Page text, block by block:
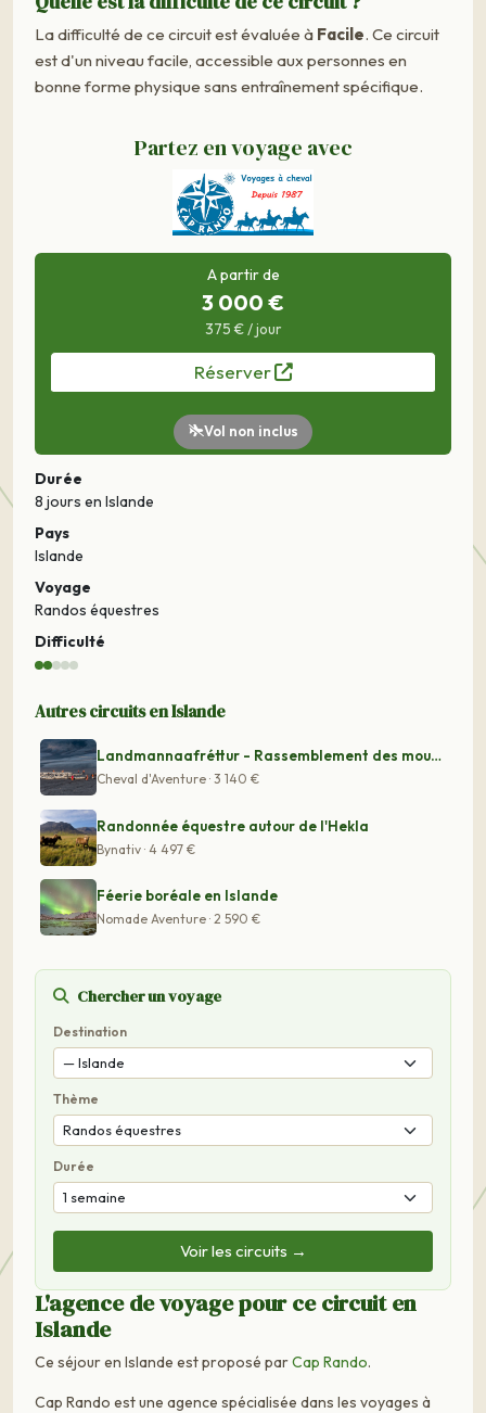
La difficulté de ce circuit est évaluée à Facile. Ce circuit
est d'un niveau facile, accessible aux personnes en
bonne forme physique sans entraînement spécifique.
Partez en voyage avec
A partir de
3 000 €
375 € / jour
Réserver
Vol non inclus
Durée
8 jours en Islande
Pays
Islande
Voyage
Randos équestres
Difficulté
Autres circuits en Islande
Landmannaafréttur - Rassemblement des moutons
Cheval d'Aventure · 3 140 €
Randonnée équestre autour de l'Hekla
Bynativ · 4 497 €
Féerie boréale en Islande
Nomade Aventure · 2 590 €
Chercher un voyage
Destination
Thème
Durée
Voir les circuits →
L'agence de voyage pour ce circuit en
Islande
Ce séjour en Islande est proposé parCap Rando.
Cap Rando est une agence spécialisée dans les voyages à